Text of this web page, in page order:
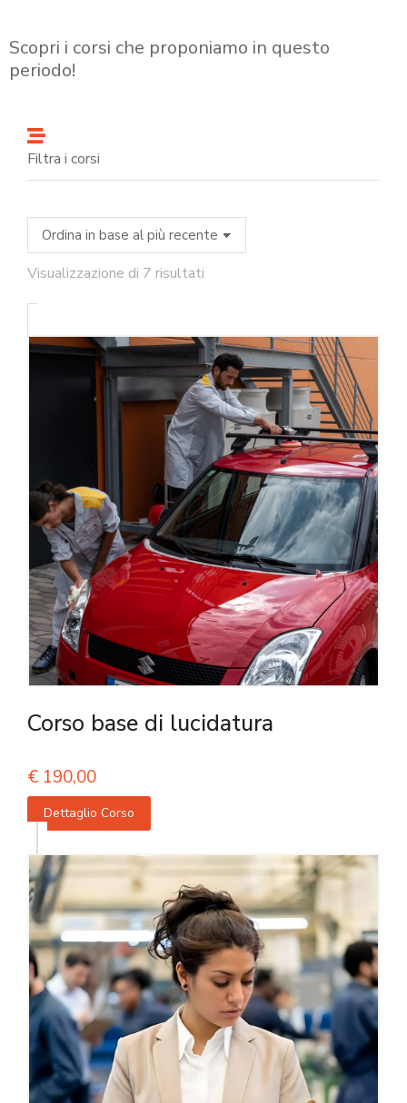
Scopri i corsi che proponiamo in questo
periodo!
Filtra i corsi
Visualizzazione di 7 risultati
Corso base di lucidatura
€ 190,00
Dettaglio Corso